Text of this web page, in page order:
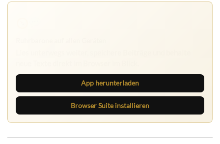
App herunterladen
Browser Suite installieren